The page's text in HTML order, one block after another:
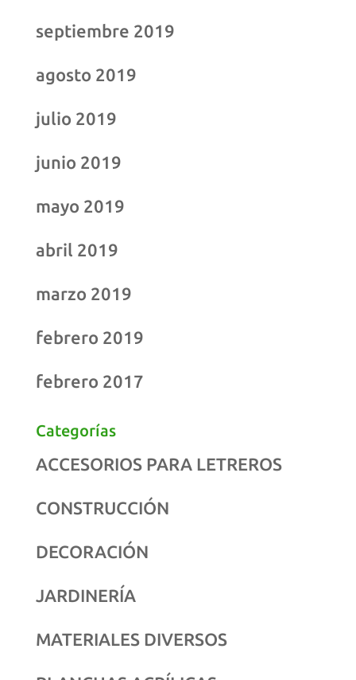
septiembre 2019
agosto 2019
julio 2019
junio 2019
mayo 2019
abril 2019
marzo 2019
febrero 2019
febrero 2017
Categorías
ACCESORIOS PARA LETREROS
CONSTRUCCIÓN
DECORACIÓN
JARDINERÍA
MATERIALES DIVERSOS